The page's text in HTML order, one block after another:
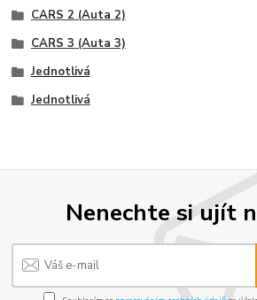
CARS 2 (Auta 2)
CARS 3 (Auta 3)
Jednotlivá
Jednotlivá
Nenechte si ujít